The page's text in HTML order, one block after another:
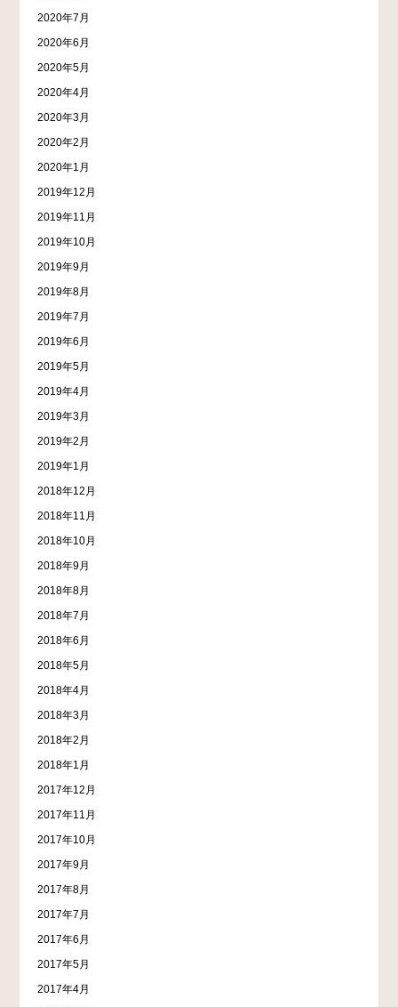
2020年7月
2020年6月
2020年5月
2020年4月
2020年3月
2020年2月
2020年1月
2019年12月
2019年11月
2019年10月
2019年9月
2019年8月
2019年7月
2019年6月
2019年5月
2019年4月
2019年3月
2019年2月
2019年1月
2018年12月
2018年11月
2018年10月
2018年9月
2018年8月
2018年7月
2018年6月
2018年5月
2018年4月
2018年3月
2018年2月
2018年1月
2017年12月
2017年11月
2017年10月
2017年9月
2017年8月
2017年7月
2017年6月
2017年5月
2017年4月